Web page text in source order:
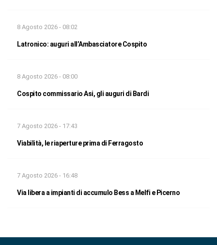
8 Agosto 2026 - 08:02
Latronico: auguri all’Ambasciatore Cospito
8 Agosto 2026 - 08:00
Cospito commissario Asi, gli auguri di Bardi
7 Agosto 2026 - 17:43
Viabilità, le riaperture prima di Ferragosto
7 Agosto 2026 - 16:48
Via libera a impianti di accumulo Bess a Melfi e Picerno